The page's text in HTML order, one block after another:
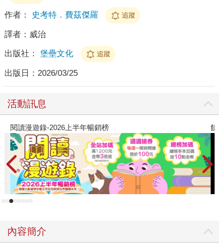
作者： 史考特．費茲傑羅 追蹤
譯者： 威治
出版社： 堡壘文化 追蹤
出版日： 2026/03/25
活動訊息
閱讀漫遊錄-2026上半年暢銷榜
內容簡介